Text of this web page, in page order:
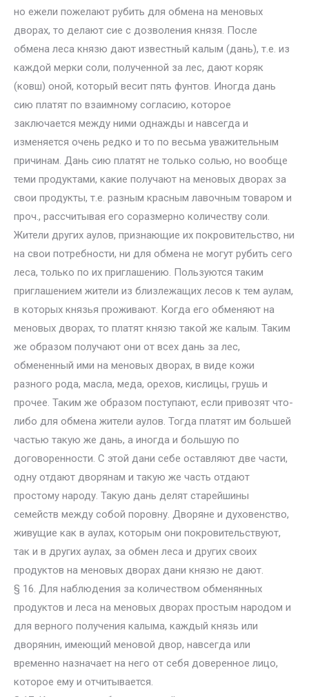
но ежели пожелают рубить для обмена на меновых
дворах, то делают сие с дозволения князя. После
обмена леса князю дают известный калым (дань), т.е. из
каждой мерки соли, полученной за лес, дают коряк
(ковш) оной, который весит пять фунтов. Иногда дань
сию платят по взаимному согласию, которое
заключается между ними однажды и навсегда и
изменяется очень редко и то по весьма уважительным
причинам. Дань сию платят не только солью, но вообще
теми продуктами, какие получают на меновых дворах за
свои продукты, т.е. разным красным лавочным товаром и
проч., рассчитывая его соразмерно количеству соли.
Жители других аулов, признающие их покровительство, ни
на свои потребности, ни для обмена не могут рубить сего
леса, только по их приглашению. Пользуются таким
приглашением жители из близлежащих лесов к тем аулам,
в которых князья проживают. Когда его обменяют на
меновых дворах, то платят князю такой же калым. Таким
же образом получают они от всех дань за лес,
обмененный ими на меновых дворах, в виде кожи
разного рода, масла, меда, орехов, кислицы, грушь и
прочее. Таким же образом поступают, если привозят что-
либо для обмена жители аулов. Тогда платят им большей
частью такую же дань, а иногда и большую по
договоренности. С этой дани себе оставляют две части,
одну отдают дворянам и такую же часть отдают
простому народу. Такую дань делят старейшины
семейств между собой поровну. Дворяне и духовенство,
живущие как в аулах, которым они покровительствуют,
так и в других аулах, за обмен леса и других своих
продуктов на меновых дворах дани князю не дают.
§ 16. Для наблюдения за количеством обменянных
продуктов и леса на меновых дворах простым народом и
для верного получения калыма, каждый князь или
дворянин, имеющий меновой двор, навсегда или
временно назначает на него от себя доверенное лицо,
которое ему и отчитывается.